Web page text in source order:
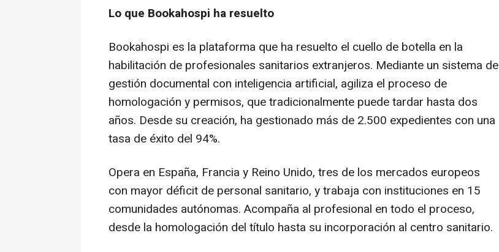
Lo que Bookahospi ha resuelto
Bookahospi es la plataforma que ha resuelto el cuello de botella en la
habilitación de profesionales sanitarios extranjeros. Mediante un sistema de
gestión documental con inteligencia artificial, agiliza el proceso de
homologación y permisos, que tradicionalmente puede tardar hasta dos
años. Desde su creación, ha gestionado más de 2.500 expedientes con una
tasa de éxito del 94%.
Opera en España, Francia y Reino Unido, tres de los mercados europeos
con mayor déficit de personal sanitario, y trabaja con instituciones en 15
comunidades autónomas. Acompaña al profesional en todo el proceso,
desde la homologación del título hasta su incorporación al centro sanitario.